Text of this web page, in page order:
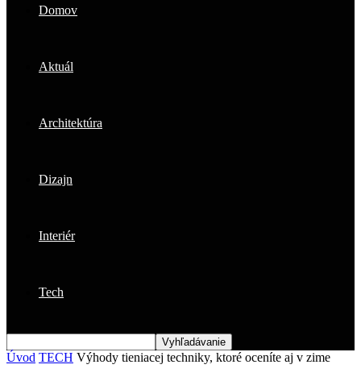
Domov
Aktuál
Architektúra
Dizajn
Interiér
Tech
Úvod TECH Výhody tieniacej techniky, ktoré oceníte aj v zime